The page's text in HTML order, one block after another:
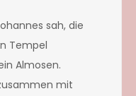
sah, die
Tempel
Almosen.
mit